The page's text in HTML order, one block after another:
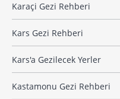
Karaçi Gezi Rehberi
Kars Gezi Rehberi
Kars'a Gezilecek Yerler
Kastamonu Gezi Rehberi